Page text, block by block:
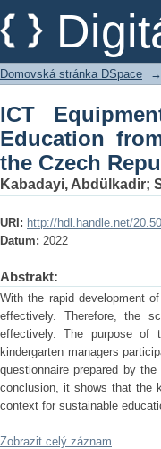
ICT
Principals’
Domovská stránka DSpace →
ICT
Education
the Czech
Kabadayi, Abdülkadir;
URI: http://hdl.handle.net/
Datum: 2022
Abstrakt:
With the rapid development
effectively. Therefore, the
effectively. The purpose of
kindergarten managers
questionnaire prepared by
conclusion, it shows that the
context for sustainable
Zobrazit celý záznam